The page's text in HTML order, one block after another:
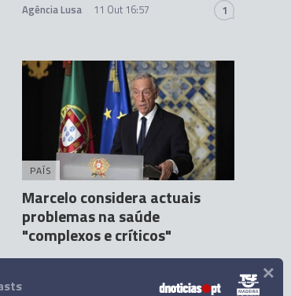
Agência Lusa 11 Out 16:57 1
PAÍS
Marcelo considera actuais
problemas na saúde
"complexos e críticos"
Agência Lusa 6 Out 21:34 ×